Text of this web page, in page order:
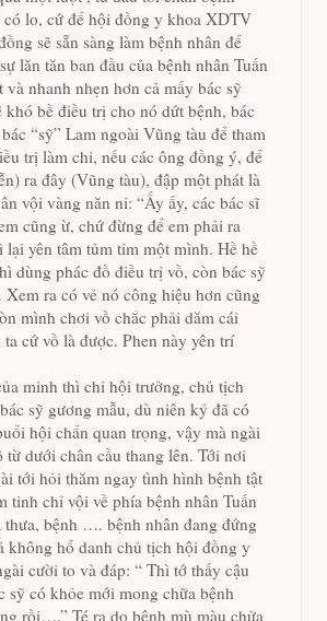
có lo, cứ để hội đồng y khoa XDTV
sẽ sẵn sàng làm bệnh nhân để
lăn tăn ban đầu của bệnh nhân Tuấn
nhanh nhẹn hơn cả mấy bác sỹ
bề điều trị cho nó dứt bệnh, bác
“sỹ” Lam ngoài Vũng tàu để tham
trị làm chi, nếu các ông đồng ý, để
ra đây (Vũng tàu), đập một phát là
vội vàng năn nỉ: “Ấy ấy, các bác sĩ
cũng ừ, chứ đừng để em phải ra
yên tâm tủm tỉm một mình. Hề hề
dùng phác đồ điều trị vồ, còn bác sỹ
ra có vẻ nó công hiệu hơn cũng
mình chơi vồ chắc phải dăm cái
cứ vồ là được. Phen này yên trí
minh thì chi hội trưởng, chủ tịch
sỹ gương mẫu, dù niên kỷ đã có
hội chẩn quan trọng, vậy mà ngài
từ dưới chân cầu thang lên. Tới nơi
tới hỏi thăm ngay tình hình bệnh tật
chỉ vội về phía bệnh nhân Tuấn
bệnh …. bệnh nhân đang đứng
không hổ danh chủ tịch hội đồng y
cười to và đáp: “ Thì tớ thấy cậu
sỹ có khỏe mới mong chữa bệnh
rồi….” Té ra do bệnh mù màu chửa